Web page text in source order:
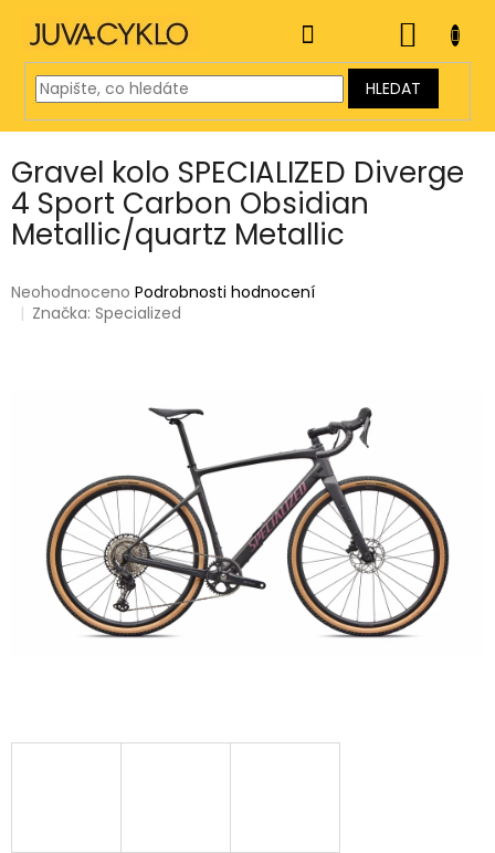
obsah
HLEDAT
KOŠÍK
Gravel kolo SPECIALIZED Diverge
4 Sport Carbon Obsidian
Metallic/quartz Metallic
Průměrné
hodnocení
Neohodnoceno Podrobnosti hodnocení
Značka:Specialized